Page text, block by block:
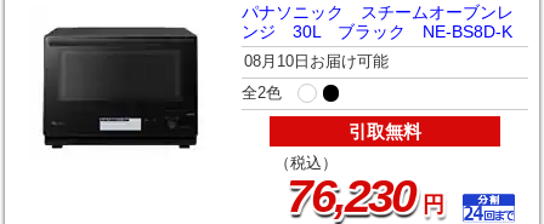
パナソニック スチームオーブンレ
ンジ 30L ブラック NE-BS8D-K
08月10日お届け可能
全2色
引取無料
（税込）
76,230円